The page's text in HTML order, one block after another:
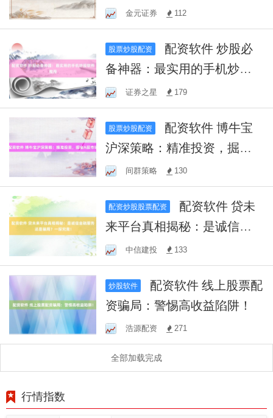
秘真相！
金元证券 112
股票炒股配资
备神器：最实用的手机炒股
软件推荐
证券之星 179
股票炒股配资
沪深策略：精准投资，掘金A
股市场间群策略 130
配资炒股股票配资
来平台真相揭秘：是诚信金
融服务还是骗局？一探究
竟！
中信建投 133
炒股软件
资骗局：警惕高收益陷阱！
浩源配资 271
全部加载完成
行情指数